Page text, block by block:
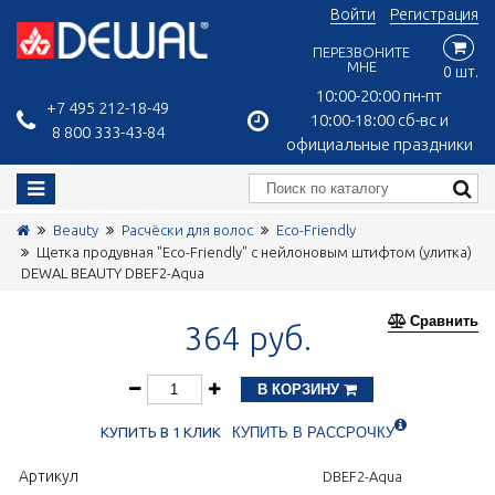
+7 495 212-18-49
8 800 333-43-84
10:00-20:00 пн-пт
10:00-18:00 сб-вс и
официальные праздники
Войти Регистрация
ПЕРЕЗВОНИТЕ
МНЕ
0 шт.
Beauty Расчёски для волос
Eco-Friendly
Щетка продувная "Eco-Friendly" с нейлоновым штифтом (улитка)
DEWAL BEAUTY DBEF2-Aqua
Сравнить
364 руб.
В КОРЗИНУ
КУПИТЬ В 1 КЛИК КУПИТЬ В РАССРОЧКУ
Артикул DBEF2-Aqua